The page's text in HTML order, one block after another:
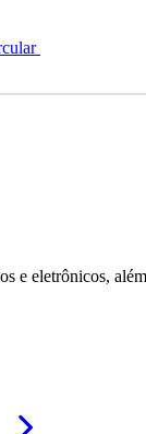
e eletrônicos, além